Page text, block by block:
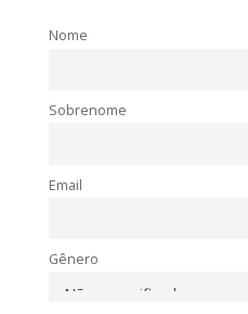
Nome
Sobrenome
Email
Gênero